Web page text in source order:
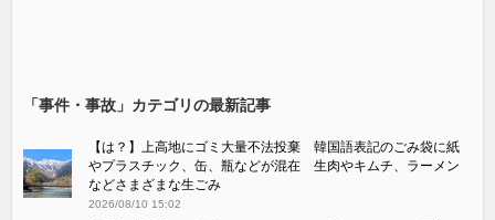
「事件・事故」カテゴリの最新記事
【は？】上高地にゴミ大量不法投棄 韓国語表記のごみ袋に紙
やプラスチック、缶、瓶などが混在 生肉やキムチ、ラーメン
などさまざまな生ごみ
2026/08/10 15:02